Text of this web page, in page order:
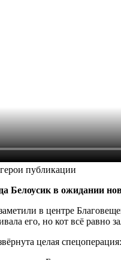
герои публикации
Белоусик в ожидании
в центре
его, но кот всё равно
целая